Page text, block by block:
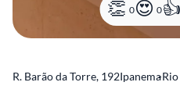
0 0
R. Barão da Torre, 192Ipanema-